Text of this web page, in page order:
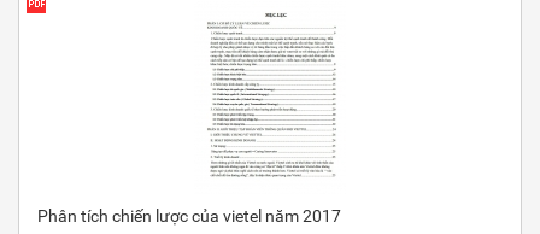
Phân tích chiến lược của vietel năm 2017